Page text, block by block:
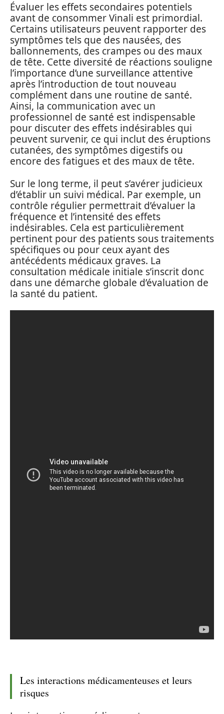
Évaluer les effets secondaires potentiels
avant de consommer Vinali est primordial.
Certains utilisateurs peuvent rapporter des
symptômes tels que des nausées, des
ballonnements, des crampes ou des maux
de tête. Cette diversité de réactions souligne
l’importance d’une surveillance attentive
après l’introduction de tout nouveau
complément dans une routine de santé.
Ainsi, la communication avec un
professionnel de santé est indispensable
pour discuter des effets indésirables qui
peuvent survenir, ce qui inclut des éruptions
cutanées, des symptômes digestifs ou
encore des fatigues et des maux de tête.
Sur le long terme, il peut s’avérer judicieux
d’établir un suivi médical. Par exemple, un
contrôle régulier permettrait d’évaluer la
fréquence et l’intensité des effets
indésirables. Cela est particulièrement
pertinent pour des patients sous traitements
spécifiques ou pour ceux ayant des
antécédents médicaux graves. La
consultation médicale initiale s’inscrit donc
dans une démarche globale d’évaluation de
la santé du patient.
Les interactions médicamenteuses et leurs
risques